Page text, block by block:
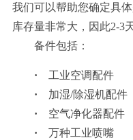
我们可以帮助您确定具
库存量非常大，因此2-3
备件包括：
· 工业空调配件
· 加湿/除湿机配件
· 空气净化器配件
· 万种工业喷嘴